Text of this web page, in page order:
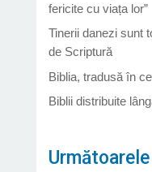
fericite cu viața lor”
Tinerii danezi sunt
de Scriptură
Biblia, tradusă în
Biblii distribuite